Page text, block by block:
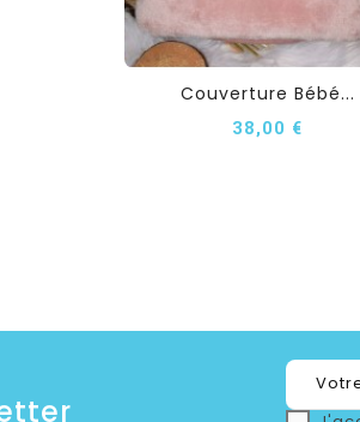
Couverture Bébé...
38,00 €